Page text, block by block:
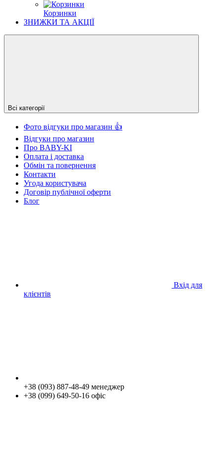
Корзинки
ЗНИЖКИ ТА АКЦІЇ
Всі категорії
Фото відгуки про магазин 👍
Відгуки про магазин
Про BABY-KI
Оплата і доставка
Обмін та повернення
Контакти
Угода користувача
Договір публічної оферти
Блог
Вхід для
клієнтів
+38 (093) 887-48-49 менеджер
+38 (099) 649-50-16 офіс